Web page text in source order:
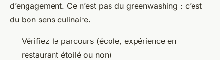
d’engagement. Ce n’est pas du greenwashing : c’est
du bon sens culinaire.
Vérifiez le parcours (école, expérience en
restaurant étoilé ou non)